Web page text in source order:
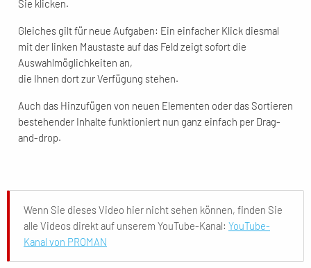
Sie klicken.
Gleiches gilt für neue Aufgaben: Ein einfacher Klick diesmal
mit der linken Maustaste auf das Feld zeigt sofort die
Auswahlmöglichkeiten an,
die Ihnen dort zur Verfügung stehen.
Auch das Hinzufügen von neuen Elementen oder das Sortieren
bestehender Inhalte funktioniert nun ganz einfach per Drag-
and-drop.
Wenn Sie dieses Video hier nicht sehen können, finden Sie
alle Videos direkt auf unserem YouTube-Kanal: YouTube-
Kanal von PROMAN